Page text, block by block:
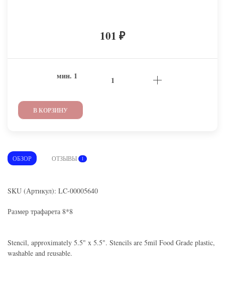
101 ₽
мин. 1
В КОРЗИНУ
ОБЗОР ОТЗЫВЫ 1
SKU (Артикул): LC-00005640
Размер трафарета 8*8
Stencil, approximately 5.5" x 5.5". Stencils are 5mil Food Grade plastic,
washable and reusable.